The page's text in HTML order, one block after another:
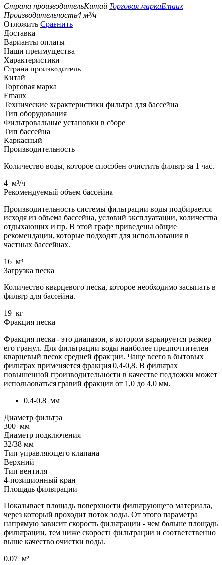
Страна производительКитай Торговая маркаEmaux
Производительность4 м³/ч
Отложить Сравнить
Доставка
Варианты оплаты
Наши преимущества
Характеристики
Страна производитель
Китай
Торговая марка
Emaux
Технические характеристики фильтра для бассейна
Тип оборудования
Фильтровальные установки в сборе
Тип бассейна
Каркасный
Производительность
Количество воды, которое способен очистить фильтр за 1 час.
4 м³/ч
Рекомендуемый объем бассейна
Производительность системы фильтрации воды подбирается
исходя из объема бассейна, условий эксплуатации, количества
отдыхающих и пр. В этой графе приведены общие
рекомендации, которые подходят для использования в
частных бассейнах.
16 м³
Загрузка песка
Количество кварцевого песка, которое необходимо засыпать в
фильтр для бассейна.
19 кг
Фракция песка
Фракция песка - это диапазон, в котором варьируется размер
его гранул. Для фильтрации воды наиболее предпочтителен
кварцевый песок средней фракции. Чаще всего в бытовых
фильтрах применяется фракция 0,4-0,8. В фильтрах
повышенной производительности в качестве подложки может
использоваться гравий фракции от 1,0 до 4,0 мм.
0.4-0.8 мм
Диаметр фильтра
300 мм
Диаметр подключения
32/38 мм
Тип управляющего клапана
Верхний
Тип вентиля
4-позиционный кран
Площадь фильтрации
Показывает площадь поверхности фильтрующего материала,
через который проходит поток воды. От этого параметра
напрямую зависит скорость фильтрации - чем больше площадь
фильтрации, тем ниже скорость фильтрации и соответственно
выше качество очистки воды.
0.07 м²